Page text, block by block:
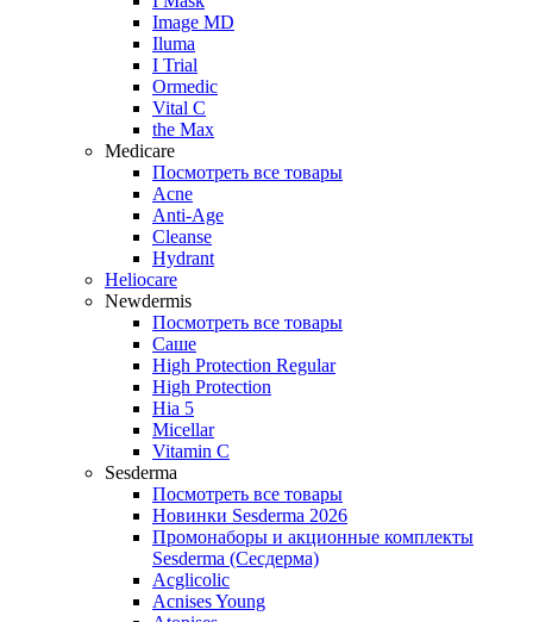
Image MD
Iluma
I Trial
Ormedic
Vital C
the Max
Medicare
Посмотреть все товары
Acne
Anti‑Age
Cleanse
Hydrant
Heliocare
Newdermis
Посмотреть все товары
Саше
High Protection Regular
High Protection
Hia 5
Micellar
Vitamin C
Sesderma
Посмотреть все товары
Новинки Sesderma 2026
Промонаборы и акционные комплекты
Sesderma (Сесдерма)
Acglicolic
Acnises Young